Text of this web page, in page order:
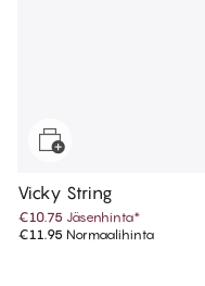
Vicky String
€10.75 Jäsenhinta*
€11.95 Normaalihinta